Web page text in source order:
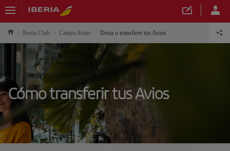
Iberia Club Canjea Avios Dona o transfiere tus Avios
Cómo transferir tus Avios